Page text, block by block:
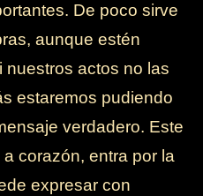
De poco sirve
aunque estén
nuestros actos no las
estaremos pudiendo
verdadero. Este
corazón, entra por la
expresar con